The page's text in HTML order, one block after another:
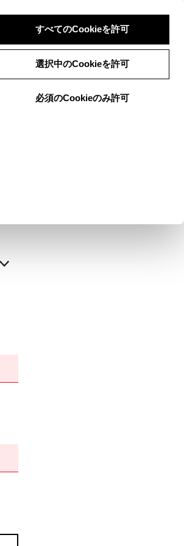
すべてのCookieを許可
選択中のCookieを許可
必須のCookieのみ許可